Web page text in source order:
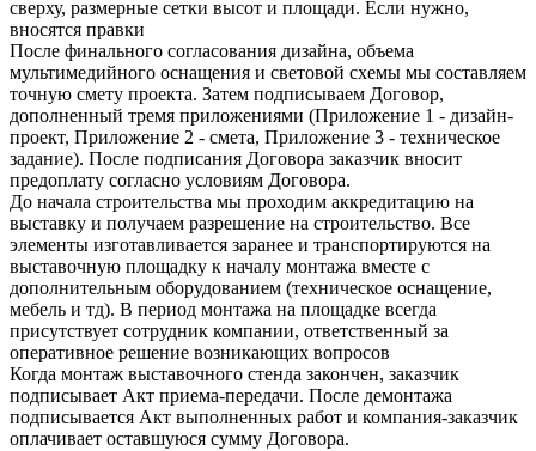
сверху, размерные сетки высот и площади. Если нужно,
вносятся правки
После финального согласования дизайна, объема
мультимедийного оснащения и световой схемы мы составляем
точную смету проекта. Затем подписываем Договор,
дополненный тремя приложениями (Приложение 1 - дизайн-
проект, Приложение 2 - смета, Приложение 3 - техническое
задание). После подписания Договора заказчик вносит
предоплату согласно условиям Договора.
До начала строительства мы проходим аккредитацию на
выставку и получаем разрешение на строительство. Все
элементы изготавливается заранее и транспортируются на
выставочную площадку к началу монтажа вместе с
дополнительным оборудованием (техническое оснащение,
мебель и тд). В период монтажа на площадке всегда
присутствует сотрудник компании, ответственный за
оперативное решение возникающих вопросов
Когда монтаж выставочного стенда закончен, заказчик
подписывает Акт приема-передачи. После демонтажа
подписывается Акт выполненных работ и компания-заказчик
оплачивает оставшуюся сумму Договора.